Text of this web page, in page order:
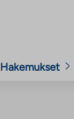
Hakemukset